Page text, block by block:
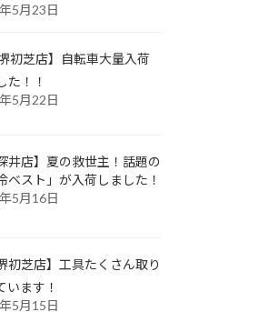
5月23日
初芝店】自転車大量入荷
た！！
5月22日
井店】夏の救世主！話題の
ベスト」が入荷しました！
5月16日
初芝店】工具たくさん取り
います！
5月15日